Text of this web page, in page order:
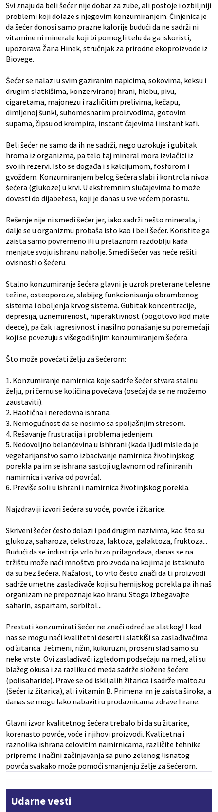
Svi znaju da beli šećer nije dobar za zube, ali postoje i ozbiljniji
problemi koji dolaze s njegovim konzumiranjem. Činjenica je
da šećer donosi samo prazne kalorije budući da ne sadrži ni
vitamine ni minerale koji bi pomogli telu da ga iskoristi,
upozorava Žana Hinek, stručnjak za prirodne ekoproizvode iz
Biovege.
Šećer se nalazi u svim gaziranim napicima, sokovima, keksu i
drugim slatkišima, konzerviranoj hrani, hlebu, pivu,
cigaretama, majonezu i različitim prelivima, kečapu,
dimljenoj šunki, suhomesnatim proizvodima, gotovim
supama, čipsu od krompira, instant čajevima i instant kafi.
Beli šećer ne samo da ih ne sadrži, nego uzrokuje i gubitak
hroma iz organizma, pa telo taj mineral mora izvlačiti iz
svojih rezervi. Isto se događa i s kalcijumom, fosforom i
gvožđem. Konzumiranjem belog šećera slabi i kontrola nivoa
šećera (glukoze) u krvi. U ekstremnim slučajevima to može
dovesti do dijabetesa, koji je danas u sve većem porastu.
Rešenje nije ni smeđi šećer jer, iako sadrži nešto minerala, i
dalje se u organizmu probaša isto kao i beli šećer. Koristite ga
zaista samo povremeno ili u prelaznom razdoblju kada
menjate svoju ishranu nabolje. Smeđi šećer vas neće rešiti
ovisnosti o šećeru.
Stalno konzumiranje šećera glavni je uzrok preterane telesne
težine, osteoporoze, slabijeg funkcionisanja obrambenog
sistema i oboljenja krvog sistema. Gubitak koncentracije,
depresija, uznemirenost, hiperaktivnost (pogotovo kod male
deece), pa čak i agresivnost i nasilno ponašanje su poremećaji
koji se povezuju s višegodišnjim konzumiranjem šećera.
Što može povećati želju za šećerom:
1. Konzumiranje namirnica koje sadrže šećer stvara stalnu
želju, pri čemu se količina povećava (osećaj da se ne možemo
zaustaviti).
2. Haotična i neredovna ishrana.
3. Nemogućnost da se nosimo sa spoljašnjim stresom.
4. Rešavanje frustracija i problema jedenjem.
5. Nedovoljno belančevina u ishhrani (kada ljudi misle da je
vegetarijanstvo samo izbacivanje namirnica životinjskog
porekla pa im se ishrana sastoji uglavnom od rafiniranih
namirnica i variva od povrća).
6. Previše soli u ishrani i namirnica životinjskog porekla.
Najzdraviji izvori šećera su voće, povrće i žitarice.
Skriveni šećer često dolazi i pod drugim nazivima, kao što su
glukoza, saharoza, dekstroza, laktoza, galaktoza, fruktoza...
Budući da se industrija vrlo brzo prilagođava, danas se na
tržištu može naći mnoštvo proizvoda na kojima je istaknuto
da su bez šećera. Nažalost, to vrlo često znači da ti proizvodi
sadrže umetne zaslađivače koji su hemijskog porekla pa ih naš
organizam ne prepoznaje kao hranu. Stoga izbegavajte
saharin, aspartam, sorbitol...
Prestati konzumirati šećer ne znači odreći se slatkog! I kod
nas se mogu naći kvalitetni deserti i slatkiši sa zaslađivačima
od žitarica. Ječmeni, rižin, kukuruzni, proseni slad samo su
neke vrste. Ovi zaslađivači izgledom podsećaju na med, ali su
blažeg okusa i za razliku od meda sadrže složene šećere
(polisaharide). Prave se od isklijalih žitarica i sadrže maltozu
(šećer iz žitarica), ali i vitamin B. Primena im je zaista široka, a
danas se mogu lako nabaviti u prodavnicama zdrave hrane.
Glavni izvor kvalitetnog šećera trebalo bi da su žitarice,
korenasto povrće, voće i njihovi proizvodi. Kvalitetna i
raznolika ishrana celovitim namirnicama, različite tehnike
pripreme i načini začinjavanja sa puno zelenog lisnatog
povrća svakako može pomoći smanjenju želje za šećerom.
Udarne vesti